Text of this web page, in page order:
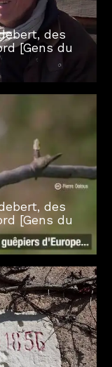
des
[Gens du
des
[Gens du